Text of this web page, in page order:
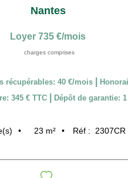
Nantes
Loyer 735 €/mois
charges comprises
récupérables: 40 €/mois
345 € TTC
Dépôt de garantie: 1
23 m² Réf : 2307CR